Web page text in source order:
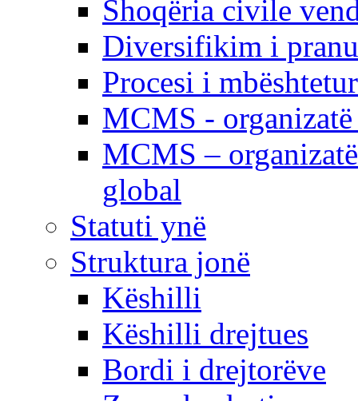
Shoqëria civile
Diversifikim i
Procesi i
MCMS -
MCMS –
global
Statuti ynë
Struktura jonë
Këshilli
Këshilli drejtues
Bordi i drejtorëve